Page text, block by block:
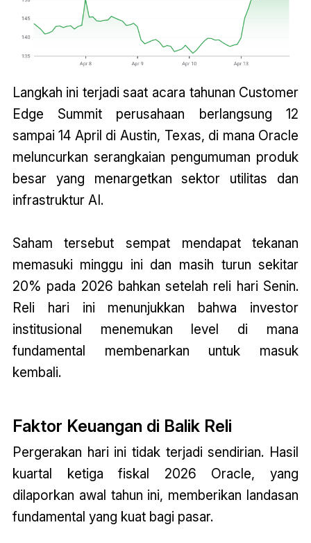
Langkah ini terjadi saat acara tahunan Customer
Edge Summit perusahaan berlangsung 12
sampai 14 April di Austin, Texas, di mana Oracle
meluncurkan serangkaian pengumuman produk
besar yang menargetkan sektor utilitas dan
infrastruktur AI.
Saham tersebut sempat mendapat tekanan
memasuki minggu ini dan masih turun sekitar
20% pada 2026 bahkan setelah reli hari Senin.
Reli hari ini menunjukkan bahwa investor
institusional menemukan level di mana
fundamental membenarkan untuk masuk
kembali.
Faktor Keuangan di Balik Reli
Pergerakan hari ini tidak terjadi sendirian. Hasil
kuartal ketiga fiskal 2026 Oracle, yang
dilaporkan awal tahun ini, memberikan landasan
fundamental yang kuat bagi pasar.